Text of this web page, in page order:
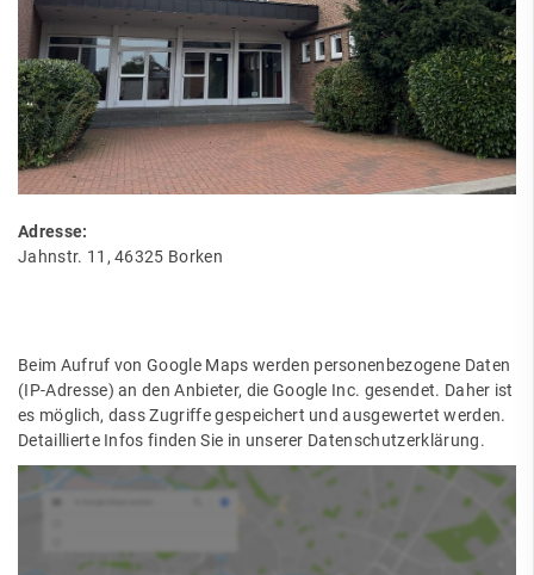
Adresse:
Jahnstr. 11, 46325 Borken
Beim Aufruf von Google Maps werden personenbezogene Daten
(IP-Adresse) an den Anbieter, die Google Inc. gesendet. Daher ist
es möglich, dass Zugriffe gespeichert und ausgewertet werden.
Detaillierte Infos finden Sie in unserer Datenschutzerklärung.